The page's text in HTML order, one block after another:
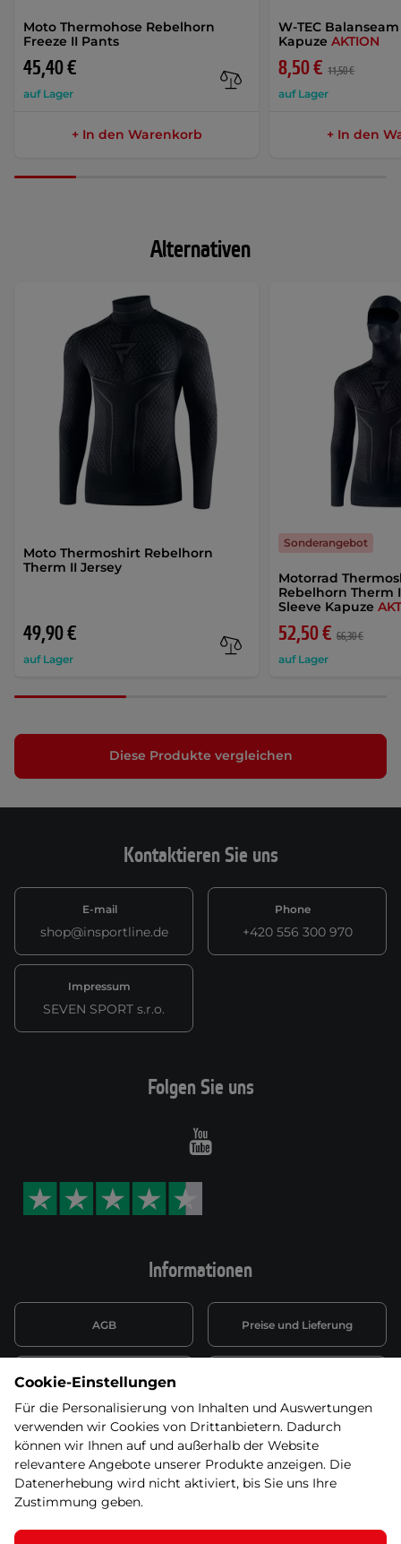
Moto Thermohose Rebelhorn
Freeze II Pants
45,40 €
auf Lager
+ In den Warenkorb
W-TEC
KapuzeAKTION
8,50 € 11,50 €
auf Lager
+ In den
Alternativen
Moto Thermoshirt Rebelhorn
Therm II Jersey
49,90 €
auf Lager
Motorrad
Rebelhorn Therm
Sleeve Kapuze
52,50 € 66,30 €
auf Lager
Sonderangebot
Diese Produkte vergleichen
Kontaktieren Sie uns
E-mail
shop@insportline.de
Phone
+420 556 300 970
Impressum
SEVEN SPORT s.r.o.
Informationen
AGB Preise und Lieferung
Datenschutzerklärung
Wiederufsbelehrung mit Link
zum Formular
Batterieentsorgung
Informationen zu Elektro-
und Elektonikgeräten
Widerruf erklären
Folgen Sie uns
Youtube
Cookie-Einstellungen
Für die Personalisierung von Inhalten und Auswertungen
verwenden wir Cookies von Drittanbietern. Dadurch
können wir Ihnen auf und außerhalb der Website
relevantere Angebote unserer Produkte anzeigen. Die
Datenerhebung wird nicht aktiviert, bis Sie uns Ihre
Zustimmung geben.